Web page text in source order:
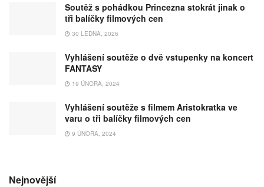
Soutěž s pohádkou Princezna stokrát jinak o
tři balíčky filmových cen
30 LEDNA, 2026
Vyhlášení soutěže o dvě vstupenky na koncert
FANTASY
19 ÚNORA, 2024
Vyhlášení soutěže s filmem Aristokratka ve
varu o tři balíčky filmových cen
9 ÚNORA, 2024
Nejnovější